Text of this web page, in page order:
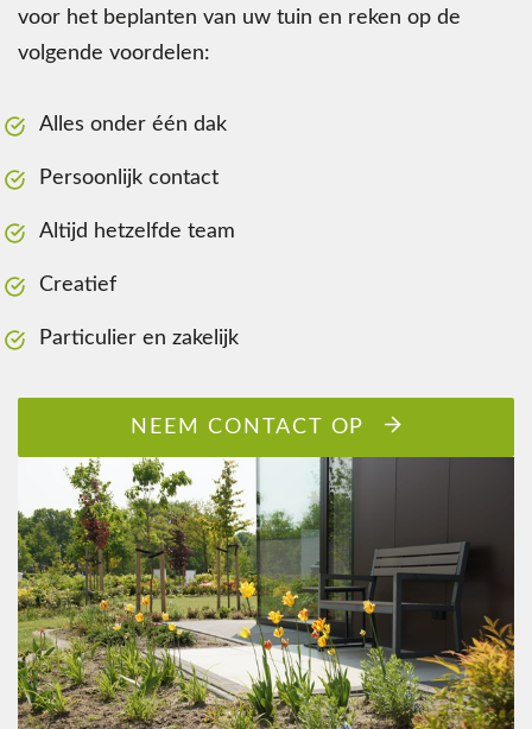
voor het beplanten van uw tuin en reken op de
volgende voordelen:
Alles onder één dak
Persoonlijk contact
Altijd hetzelfde team
Creatief
Particulier en zakelijk
NEEM CONTACT OP